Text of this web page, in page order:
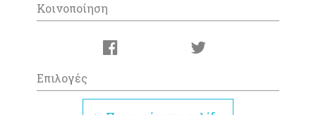
Κοινοποίηση
Επιλογές